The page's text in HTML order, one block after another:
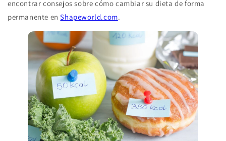
encontrar consejos sobre cómo cambiar su dieta de forma
permanente enShapeworld.com.